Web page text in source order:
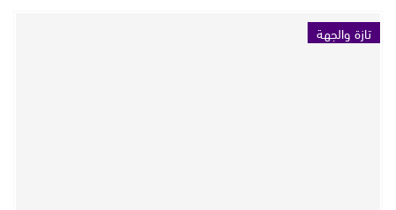
تازة والجهة